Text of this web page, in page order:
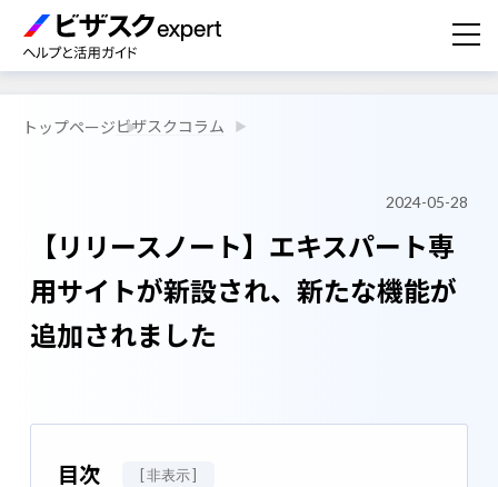
トップページビザスクコラム
2024-05-28
【リリースノート】エキスパート専
用サイトが新設され、新たな機能が
追加されました
目次